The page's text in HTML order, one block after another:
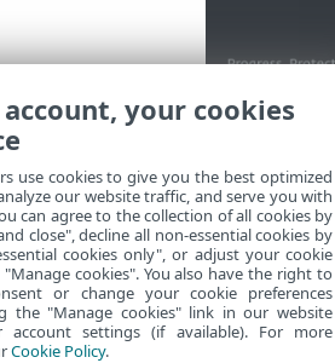
Klõpsake
Teavet
tehnilise
Klõpsake
your cookies
use cookies to give you the best optimized
our website traffic, and serve you with
can agree to the collection of all cookies by
close", decline all non-essential cookies by
cookies only", or adjust your cookie
cookies". You also have the right to
or change your cookie preferences
the "Manage cookies" link in our website
settings (if available). For more
Cookie Policy.